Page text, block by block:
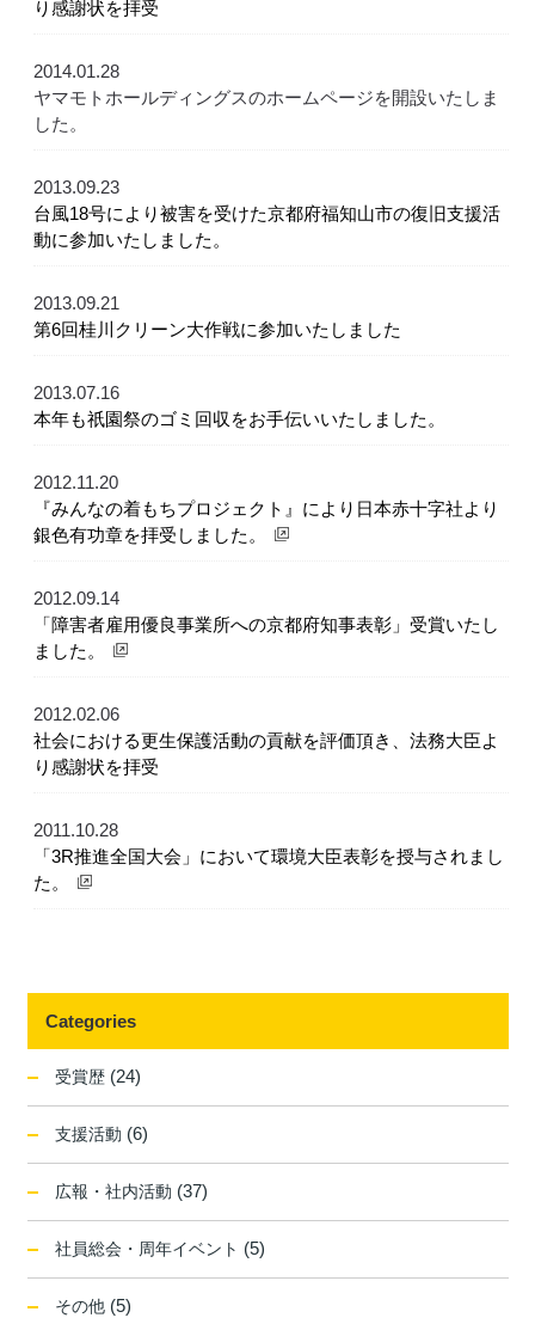
り感謝状を拝受
2014.01.28
ヤマモトホールディングスのホームページを開設いたしま
した。
2013.09.23
台風18号により被害を受けた京都府福知山市の復旧支援活
動に参加いたしました。
2013.09.21
第6回桂川クリーン大作戦に参加いたしました
2013.07.16
本年も祇園祭のゴミ回収をお手伝いいたしました。
2012.11.20
『みんなの着もちプロジェクト』により日本赤十字社より
銀色有功章を拝受しました。
2012.09.14
「障害者雇用優良事業所への京都府知事表彰」受賞いたし
ました。
2012.02.06
社会における更生保護活動の貢献を評価頂き、法務大臣よ
り感謝状を拝受
2011.10.28
「3R推進全国大会」において環境大臣表彰を授与されまし
た。
Categories
受賞歴 (24)
支援活動 (6)
広報・社内活動 (37)
社員総会・周年イベント (5)
その他 (5)